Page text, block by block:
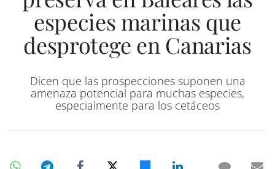
especies marinas que
desprotege en Canarias
Dicen que las prospecciones suponen una
amenaza potencial para muchas especies,
especialmente para los cetáceos